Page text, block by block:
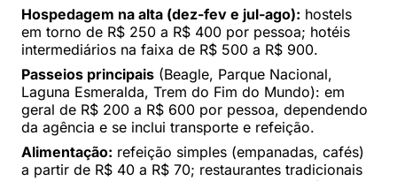
Hospedagem na alta (dez-fev e jul-ago): hostels
em torno de R$ 250 a R$ 400 por pessoa; hotéis
intermediários na faixa de R$ 500 a R$ 900.
Passeios principais (Beagle, Parque Nacional,
Laguna Esmeralda, Trem do Fim do Mundo): em
geral de R$ 200 a R$ 600 por pessoa, dependendo
da agência e se inclui transporte e refeição.
Alimentação: refeição simples (empanadas, cafés)
a partir de R$ 40 a R$ 70; restaurantes tradicionais